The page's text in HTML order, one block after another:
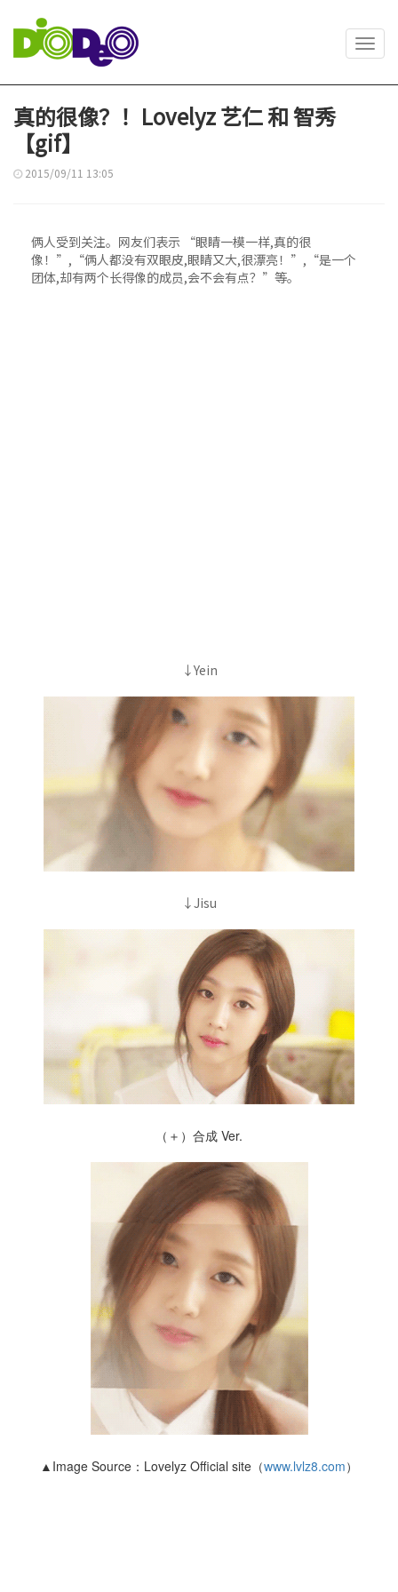
真的很像？！Lovelyz 艺仁 和 智秀
【gif】
2015/09/11 13:05
俩人受到关注。网友们表示 “眼睛一模一样,真的很
像！”,“俩人都没有双眼皮,眼睛又大,很漂亮！”,“是一个
团体,却有两个长得像的成员,会不会有点？”等。
↓Yein
↓Jisu
（＋）合成 Ver.
▲Image Source：Lovelyz Official site（www.lvlz8.com）